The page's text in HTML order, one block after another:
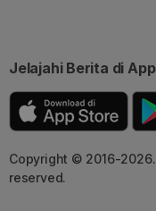
Jelajahi Berita di
Copyright © 2016-
reserved.